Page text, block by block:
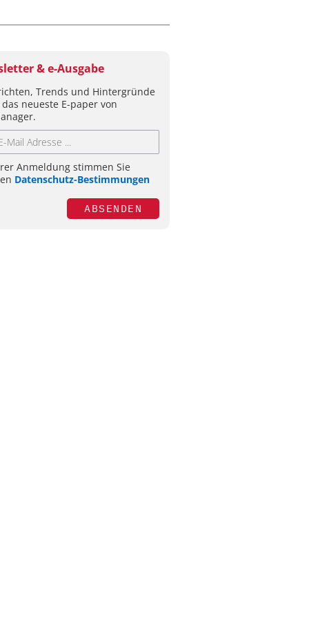
& e-Ausgabe
Trends und Hintergründe
neueste E-paper von
Anmeldung stimmen Sie
Datenschutz-Bestimmungen
ABSENDEN